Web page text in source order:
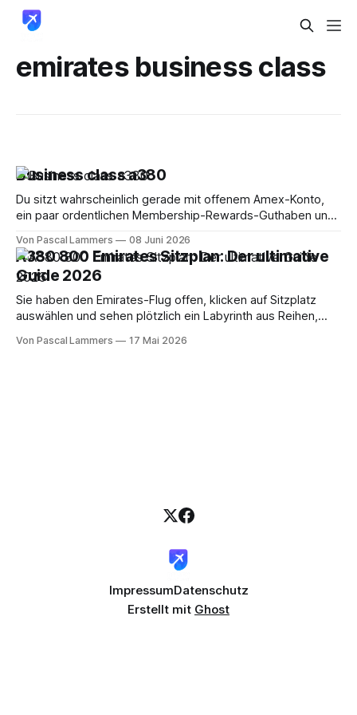
emirates business class
Business class a380
Du sitzt wahrscheinlich gerade mit offenem Amex-Konto,
ein paar ordentlichen Membership-Rewards-Guthaben und
ich endlich in die Business Class im A380, ohne blind Punkte
zu verbrennen? Genau da trennt sich Träumerei von
Strategie. Viele Artikel erzählen dir, wie schön
Von Pascal Lammers 08 Juni 2026
A380 800 Emirates Sitzplan: Der ultimative
Guide 2026
Sie haben den Emirates-Flug offen, klicken auf Sitzplatz
auswählen und sehen plötzlich ein Labyrinth aus Reihen,
den gleichen Fehler. Sie wählen nach Bauchgefühl, Fenster
Von Pascal Lammers 17 Mai 2026
ImpressumDatenschutz
Erstellt mit Ghost